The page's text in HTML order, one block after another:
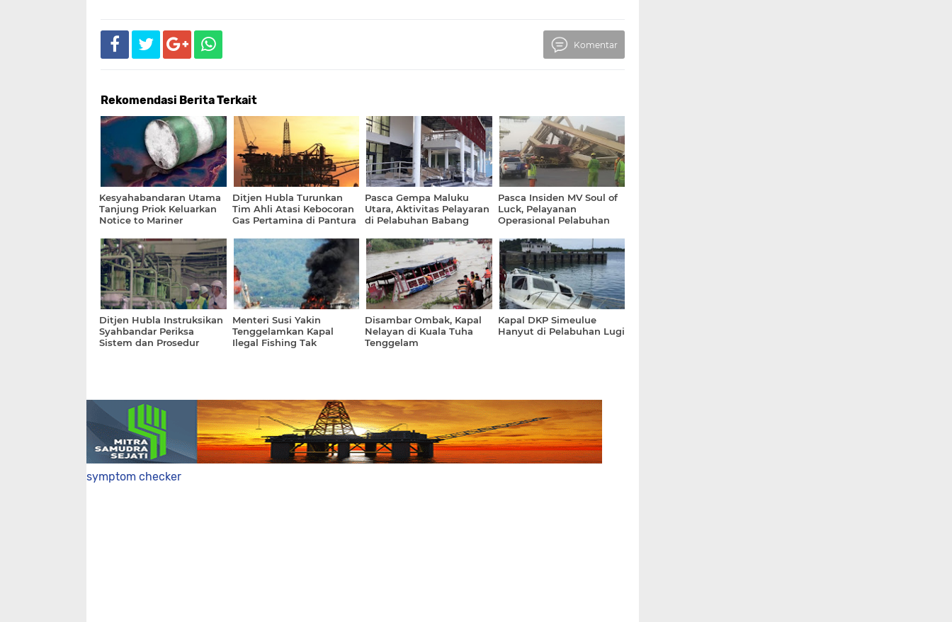
Komentar
Rekomendasi Berita Terkait
Kesyahabandaran Utama
Tanjung Priok Keluarkan
Notice to Mariner
Ditjen Hubla Turunkan
Tim Ahli Atasi Kebocoran
Gas Pertamina di Pantura
Pasca Gempa Maluku
Utara, Aktivitas Pelayaran
di Pelabuhan Babang
Pasca Insiden MV Soul of
Luck, Pelayanan
Operasional Pelabuhan
Normal
Ditjen Hubla Instruksikan
Syahbandar Periksa
Sistem dan Prosedur
Menteri Susi Yakin
Tenggelamkan Kapal
Ilegal Fishing Tak
Disambar Ombak, Kapal
Nelayan di Kuala Tuha
Tenggelam
Kapal DKP Simeulue
Hanyut di Pelabuhan Lugi
symptom checker